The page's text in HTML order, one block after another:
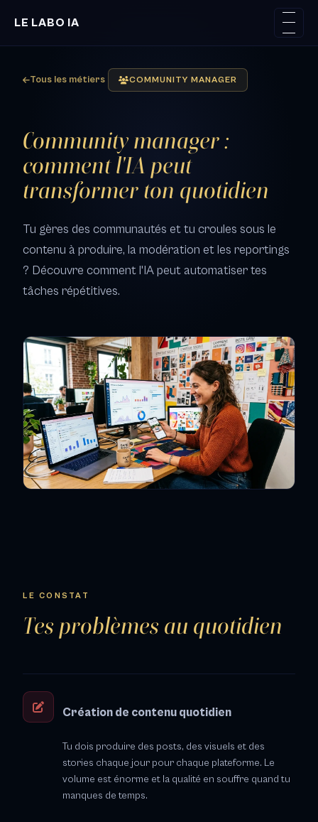
LE LABO IA
Tous les métiers COMMUNITY MANAGER
Community manager :
comment l'IA peut
transformer ton quotidien
Tu gères des communautés et tu croules sous le
contenu à produire, la modération et les reportings
? Découvre comment l'IA peut automatiser tes
tâches répétitives.
LE CONSTAT
Tes problèmes au quotidien
Création de contenu quotidien
Tu dois produire des posts, des visuels et des
stories chaque jour pour chaque plateforme. Le
volume est énorme et la qualité en souffre quand tu
manques de temps.